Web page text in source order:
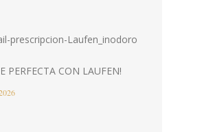
PERFECTA CON LAUFEN!